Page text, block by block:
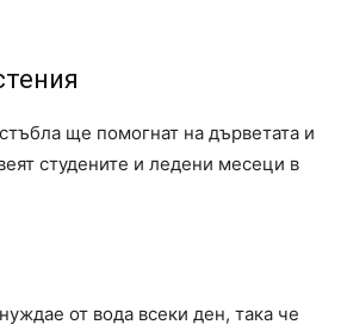
ще помогнат на дърветата и
студените и ледени месеци в
от вода всеки ден, така че